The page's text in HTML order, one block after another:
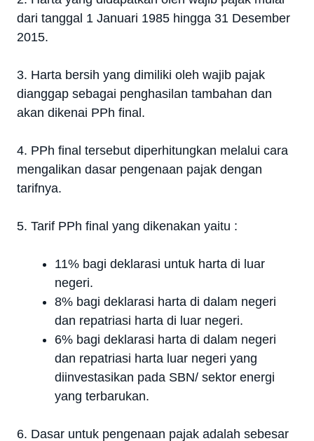
dari tanggal 1 Januari 1985 hingga 31 Desember
2015.
3. Harta bersih yang dimiliki oleh wajib pajak
dianggap sebagai penghasilan tambahan dan
akan dikenai PPh final.
4. PPh final tersebut diperhitungkan melalui cara
mengalikan dasar pengenaan pajak dengan
tarifnya.
5. Tarif PPh final yang dikenakan yaitu :
11% bagi deklarasi untuk harta di luar
negeri.
8% bagi deklarasi harta di dalam negeri
dan repatriasi harta di luar negeri.
6% bagi deklarasi harta di dalam negeri
dan repatriasi harta luar negeri yang
diinvestasikan pada SBN/ sektor energi
yang terbarukan.
6. Dasar untuk pengenaan pajak adalah sebesar